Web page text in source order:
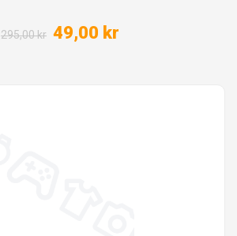
295,00 kr 49,00 kr